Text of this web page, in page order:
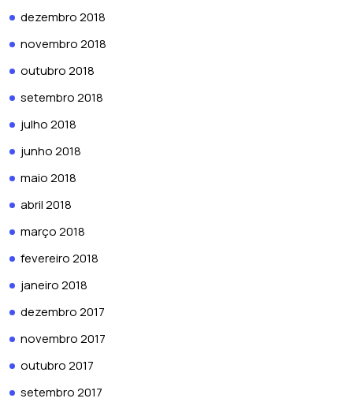
dezembro 2018
novembro 2018
outubro 2018
setembro 2018
julho 2018
junho 2018
maio 2018
abril 2018
março 2018
fevereiro 2018
janeiro 2018
dezembro 2017
novembro 2017
outubro 2017
setembro 2017